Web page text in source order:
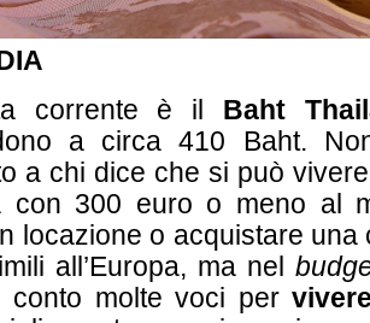
corrente è il Baht
a circa 410 Baht.
a chi dice che si può
con 300 euro o meno al
locazione o acquistare una
all’Europa, ma nel
conto molte voci per